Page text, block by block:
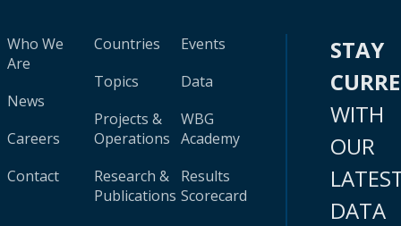
Who We
Are
News
Careers
Contact
Countries
Topics
Projects &
Operations
Research &
Publications
Events
Data
WBG
Academy
Results
Scorecard
STAY
WITH
OUR
DATA